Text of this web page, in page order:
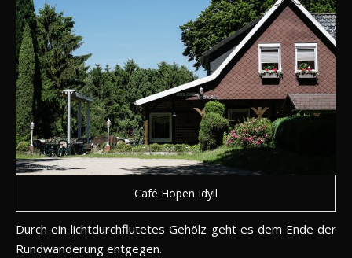
Café Höpen Idyll
Durch ein lichtdurchflutetes Gehölz geht es dem Ende der
Rundwanderung entgegen.